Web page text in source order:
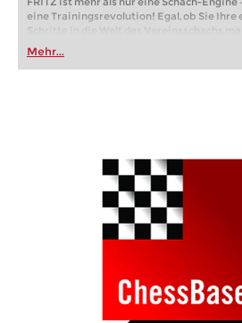
eine Trainingsrevolution! Egal, ob Sie Ihre
Schritte in die Welt des Vereinsschachs
oder bereits auf Turnierniveau spielen: Mit
FRITZ trainieren Sie effizienter,
individueller als je zuvor.
Mehr...